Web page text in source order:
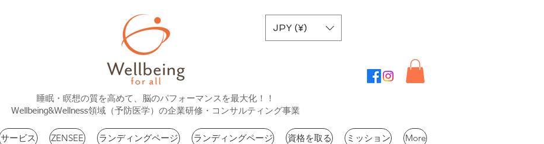
JPY (¥)
睡眠・瞑想の質を高めて、脳のパフォーマンスを最大化！！
Wellbeing&Wellness領域（予防医学）の企業研修・コンサルティング事業
サービス ZENSEE ランディングページ ランディングページ 資格を取る ミッション More